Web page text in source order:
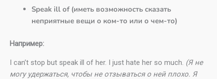
Speak ill of (иметь возможность сказать
неприятные вещи о ком-то или о чем-то)
Например:
I can’t stop but speak ill of her. I just hate her so much. (Я не
могу удержаться, чтобы не отзываться о ней плохо. Я